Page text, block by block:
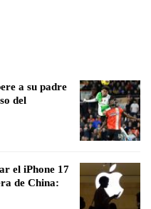
a su padre
del
el iPhone 17
de China: